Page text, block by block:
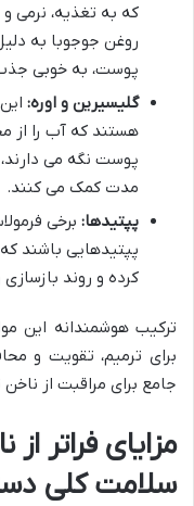
که به تغذیه، نرمی
روغن جوجوبا به
پوست، به خوبی
گلیسیرین و اوره:
هستند که آب را از
پوست نگه می
مدت کمک می کنند.
پپتیدها: برخی
پپتیدهایی باشند
کرده و روند
ترکیب هوشمندانه این
برای ترمیم، تقویت و
جامع برای مراقبت از
مزایای فراتر
سلامت کلی